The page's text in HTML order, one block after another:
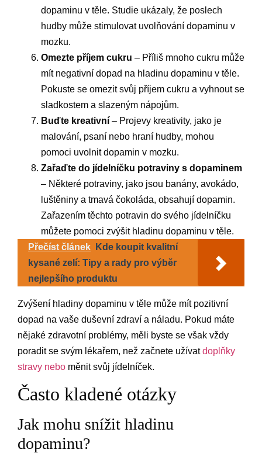
dopaminu v těle. Studie ukázaly, že poslech
hudby může stimulovat uvolňování dopaminu v
mozku.
Omezte příjem cukru – Příliš mnoho cukru může
mít negativní dopad na hladinu dopaminu v těle.
Pokuste se omezit svůj příjem cukru a vyhnout se
sladkostem a slazeným nápojům.
Buďte kreativní – Projevy kreativity, jako je
malování, psaní nebo hraní hudby, mohou
pomoci uvolnit dopamin v mozku.
Zařaďte do jídelníčku potraviny s dopaminem
– Některé potraviny, jako jsou banány, avokádo,
luštěniny a tmavá čokoláda, obsahují dopamin.
Zařazením těchto potravin do svého jídelníčku
můžete pomoci zvýšit hladinu dopaminu v těle.
Přečíst článek
Kde koupit kvalitní
kysané zelí: Tipy a rady pro výběr
nejlepšího produktu
Zvýšení hladiny dopaminu v těle může mít pozitivní
dopad na vaše duševní zdraví a náladu. Pokud máte
nějaké zdravotní problémy, měli byste se však vždy
poradit se svým lékařem, než začnete užívatdoplňky
stravy nebo měnit svůj jídelníček.
Často kladené otázky
Jak mohu snížit hladinu
dopaminu?